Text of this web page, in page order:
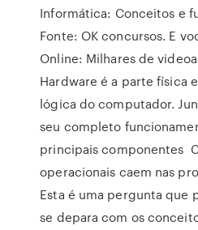
Informática: Conceitos e
Fonte: OK concursos. E
Online: Milhares de
Hardware é a parte física
lógica do computador.
seu completo
principais componentes
operacionais caem nas
Esta é uma pergunta que
se depara com os